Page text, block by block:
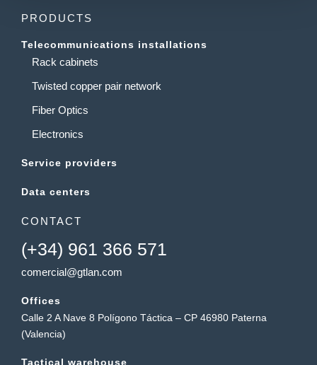
PRODUCTS
Telecommunications installations
Rack cabinets
Twisted copper pair network
Fiber Optics
Electronics
Service providers
Data centers
CONTACT
(+34) 961 366 571
comercial@gtlan.com
Offices
Calle 2 A Nave 8 Polígono Táctica – CP 46980 Paterna
(Valencia)
Tactical warehouse